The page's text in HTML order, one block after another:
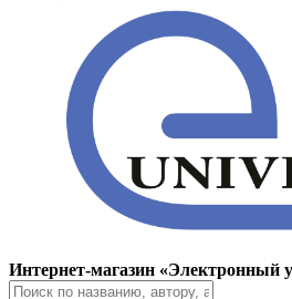
Интернет-магазин «Электронный